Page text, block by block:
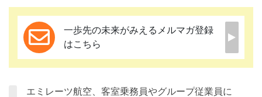
一歩先の未来がみえるメルマガ登録
はこちら
エミレーツ航空、客室乗務員やグループ従業員に